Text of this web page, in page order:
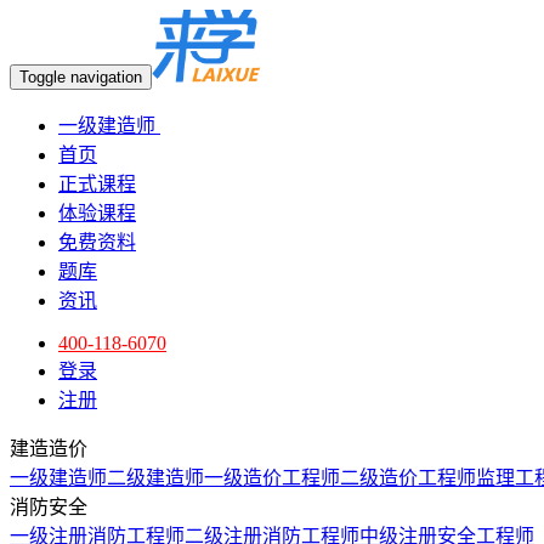
Toggle navigation
一级建造师
首页
正式课程
体验课程
免费资料
题库
资讯
400-118-6070
登录
注册
建造造价
一级建造师二级建造师一级造价工程师二级造价工程师监理工
消防安全
一级注册消防工程师二级注册消防工程师中级注册安全工程师